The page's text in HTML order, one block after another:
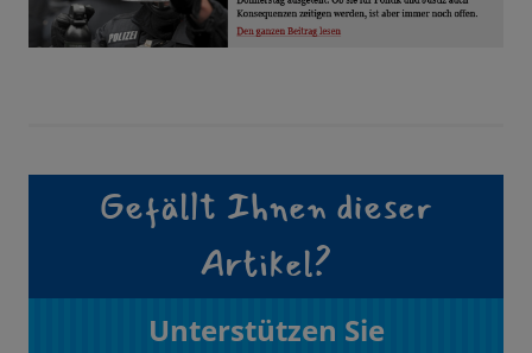
Gefällt Ihnen dieser
Artikel?
Unterstützen Sie